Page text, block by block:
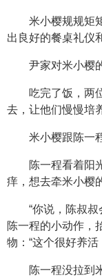
米小樱规规矩
出良好的餐桌礼仪
尹家对米小樱
吃完了饭，两
去，让他们慢慢培
米小樱跟陈一
陈一程看着阳
痒，想去牵米小樱
“你说，陈叔
陈一程的小动作，
物：“这个很好养
陈一程没拉到